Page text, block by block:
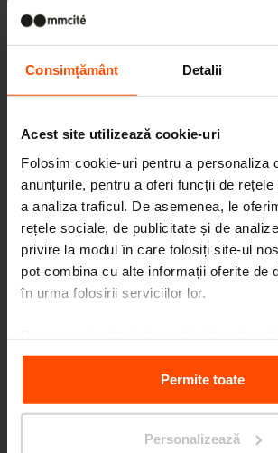
Consimțământ Detalii
Acest site utilizează cookie-uri
Folosim cookie-uri pentru a personaliza
anunțurile, pentru a oferi funcții de
a analiza traficul. De asemenea, le
rețele sociale, de publicitate și de
privire la modul în care folosiți site-ul
pot combina cu alte informații oferite de
în urma folosirii serviciilor lor.
vizitațiPrinciples Relating to the
Permite toate
Personalizează